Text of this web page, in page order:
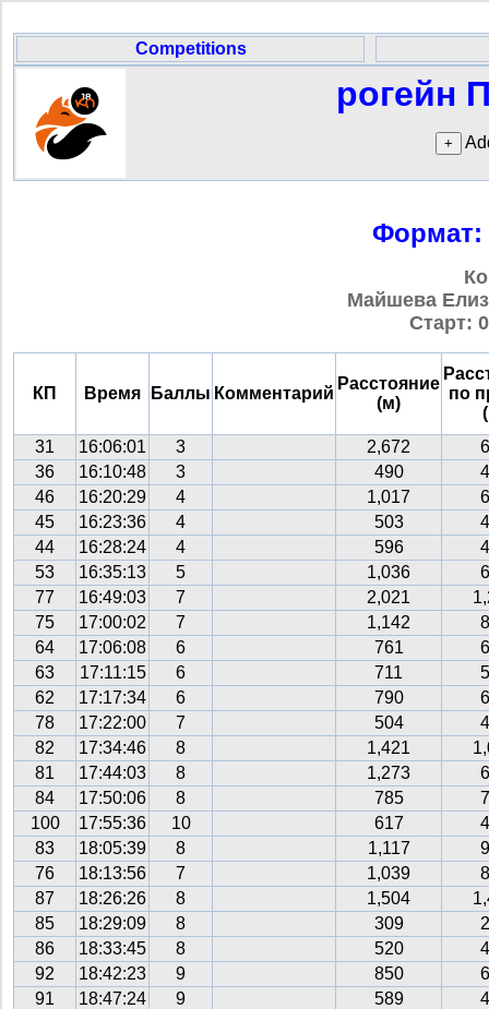
Competitions
рогейн
Формат:
Майшева
Старт:
КП Время Баллы Комментарий
Расстояние
(м)
по
31
16:06:01 3 2,672
36
16:10:48 3 490
46
16:20:29 4 1,017
45
16:23:36 4 503
44
16:28:24 4 596
53
16:35:13 5 1,036
77
16:49:03 7 2,021
75
17:00:02 7 1,142
64
17:06:08 6 761
63
17:11:15 6 711
62
17:17:34 6 790
78
17:22:00 7 504
82
17:34:46 8 1,421
81
17:44:03 8 1,273
84
17:50:06 8 785
100
17:55:36 10 617
83
18:05:39 8 1,117
76
18:13:56 7 1,039
87
18:26:26 8 1,504
85
18:29:09 8 309
86
18:33:45 8 520
92
18:42:23 9 850
91
18:47:24 9 589